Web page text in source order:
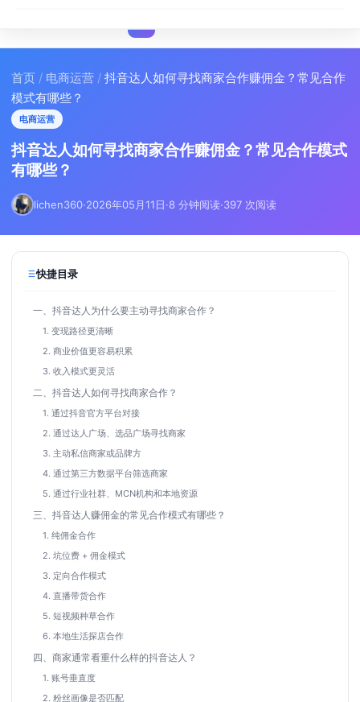
首页 / 电商运营 / 抖音达人如何寻找商家合作赚佣金？常见合作
模式有哪些？
电商运营
抖音达人如何寻找商家合作赚佣金？常见合作模式
有哪些？
lichen360·2026年05月11日·8 分钟阅读·397 次阅读
快捷目录
一、抖音达人为什么要主动寻找商家合作？
1. 变现路径更清晰
2. 商业价值更容易积累
3. 收入模式更灵活
二、抖音达人如何寻找商家合作？
1. 通过抖音官方平台对接
2. 通过达人广场、选品广场寻找商家
3. 主动私信商家或品牌方
4. 通过第三方数据平台筛选商家
5. 通过行业社群、MCN机构和本地资源
三、抖音达人赚佣金的常见合作模式有哪些？
1. 纯佣金合作
2. 坑位费 + 佣金模式
3. 定向合作模式
4. 直播带货合作
5. 短视频种草合作
6. 本地生活探店合作
四、商家通常看重什么样的抖音达人？
1. 账号垂直度
2. 粉丝画像是否匹配